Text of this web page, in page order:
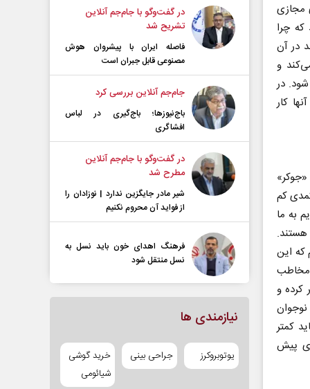
مجازی
که چرا
در آن
و
در
کار
کم
به ما
که این
چراکه مخاطب
کرده و
کمتر
پیش
در گفت‌و‌گو با جام‌جم آنلاین
تشریح شد
فاصله ایران با پیشرو‌ان هوش
مصنوعی قابل جبران است
جام‌جم آنلاین بررسی کرد
باج‌نیوزها؛ باج‌گیری در لباس
افشاگری
در گفت‌و‌گو با جام‌جم آنلاین
مطرح شد
شیر مادر جایگزین ندارد | نوزادان را
از فواید آن محروم نکنیم
فرهنگ اهدای خون باید نسل به
نسل منتقل شود
نیازمندی ها
یوتوبروکرز جراحی بینی
خرید گوشی
شیائومی